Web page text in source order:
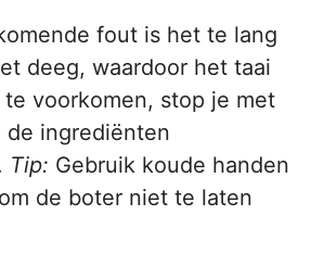
fout is het te lang
deeg, waardoor het taai
voorkomen, stop je met
de ingrediënten
Tip: Gebruik koude handen
de boter niet te laten